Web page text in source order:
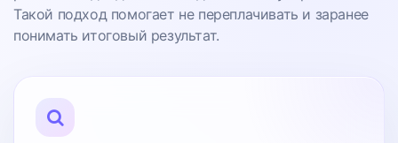
Такой подход помогает не переплачивать и заранее
понимать итоговый результат.